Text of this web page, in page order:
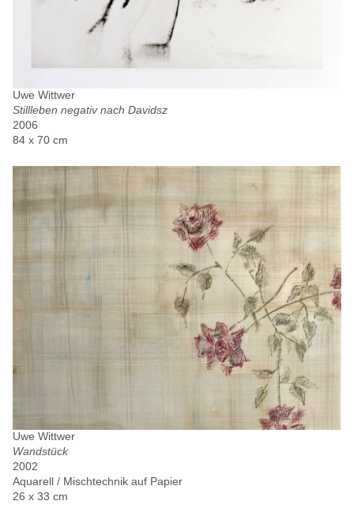
Uwe Wittwer
Stillleben negativ nach Davidsz
2006
84 x 70 cm
Uwe Wittwer
Wandstück
2002
Aquarell / Mischtechnik auf Papier
26 x 33 cm